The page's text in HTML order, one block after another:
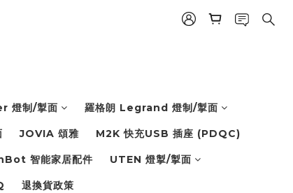
燈制/掣面 羅格朗 Legrand 燈制/掣面
JOVIA 頌雅 M2K 快充USB 插座 (PDQC)
智能家居配件 UTEN 燈掣/掣面
退換貨政策